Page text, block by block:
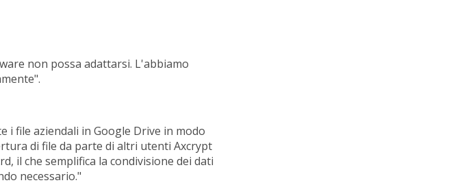
non possa adattarsi. L'abbiamo
file aziendali in Google Drive in modo
di file da parte di altri utenti Axcrypt
il che semplifica la condivisione dei dati
necessario."